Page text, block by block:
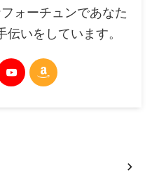
ォーチュンであなた
いをしています。